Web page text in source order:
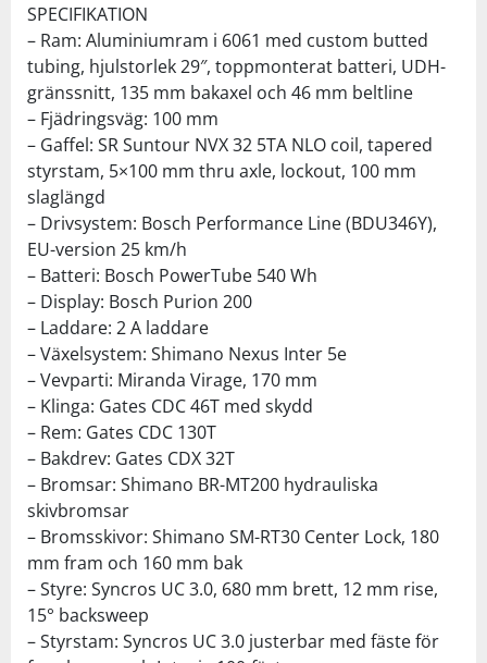
SPECIFIKATION
– Ram: Aluminiumram i 6061 med custom butted
tubing, hjulstorlek 29″, toppmonterat batteri, UDH-
gränssnitt, 135 mm bakaxel och 46 mm beltline
– Fjädringsväg: 100 mm
– Gaffel: SR Suntour NVX 32 5TA NLO coil, tapered
styrstam, 5×100 mm thru axle, lockout, 100 mm
slaglängd
– Drivsystem: Bosch Performance Line (BDU346Y),
EU-version 25 km/h
– Batteri: Bosch PowerTube 540 Wh
– Display: Bosch Purion 200
– Laddare: 2 A laddare
– Växelsystem: Shimano Nexus Inter 5e
– Vevparti: Miranda Virage, 170 mm
– Klinga: Gates CDC 46T med skydd
– Rem: Gates CDC 130T
– Bakdrev: Gates CDX 32T
– Bromsar: Shimano BR-MT200 hydrauliska
skivbromsar
– Bromsskivor: Shimano SM-RT30 Center Lock, 180
mm fram och 160 mm bak
– Styre: Syncros UC 3.0, 680 mm brett, 12 mm rise,
15° backsweep
– Styrstam: Syncros UC 3.0 justerbar med fäste för